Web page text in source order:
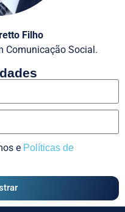
Filho
Comunicação Social.
e Políticas de